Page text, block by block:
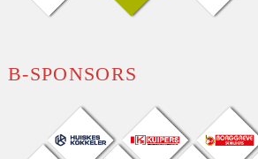
B-SPONSORS